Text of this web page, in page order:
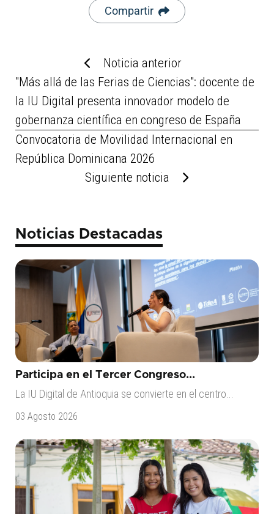
Compartir
Noticia anterior
"Más allá de las Ferias de Ciencias": docente de
la IU Digital presenta innovador modelo de
gobernanza científica en congreso de España
Convocatoria de Movilidad Internacional en
República Dominicana 2026
Siguiente noticia
Noticias Destacadas
Participa en el Tercer Congreso...
La IU Digital de Antioquia se convierte en el centro...
03 Agosto 2026